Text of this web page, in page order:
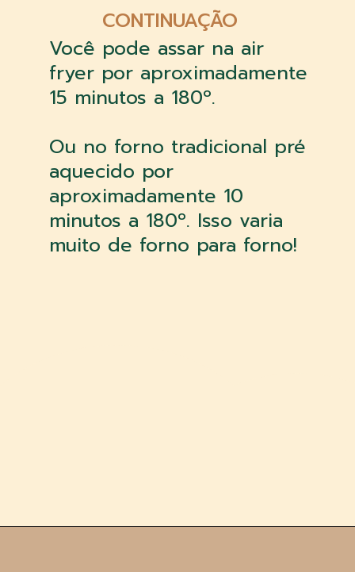
Você pode assar na air
fryer por aproximadamente
15 minutos a 180º.
Ou no forno tradicional pré
aquecido por
aproximadamente 10
minutos a 180º. Isso varia
muito de forno para forno!
CONTINUAÇÃO